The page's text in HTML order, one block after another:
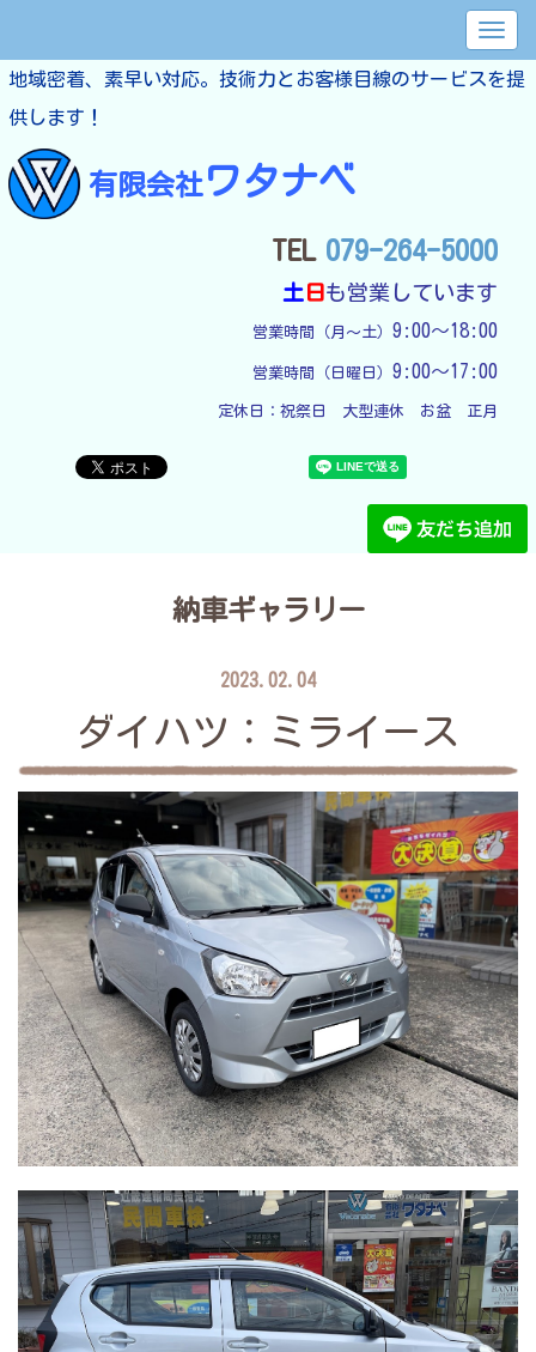
地域密着、素早い対応。技術力とお客様目線のサービスを提
供します！
有限会社ワタナベ
TEL 079-264-5000
土日も営業しています
営業時間（月～土） 9:00～18:00
営業時間（日曜日） 9:00～17:00
定休日： 祝祭日　大型連休　お盆　正月
納車ギャラリー
2023.02.04
ダイハツ：ミライース